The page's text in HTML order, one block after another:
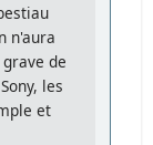
n'aura
de
les
et